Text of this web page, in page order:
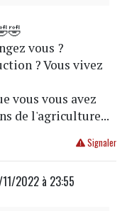
vous ?
? Vous vivez
vous vous avez
de l'agriculture...
Signaler
2022 à 23:55